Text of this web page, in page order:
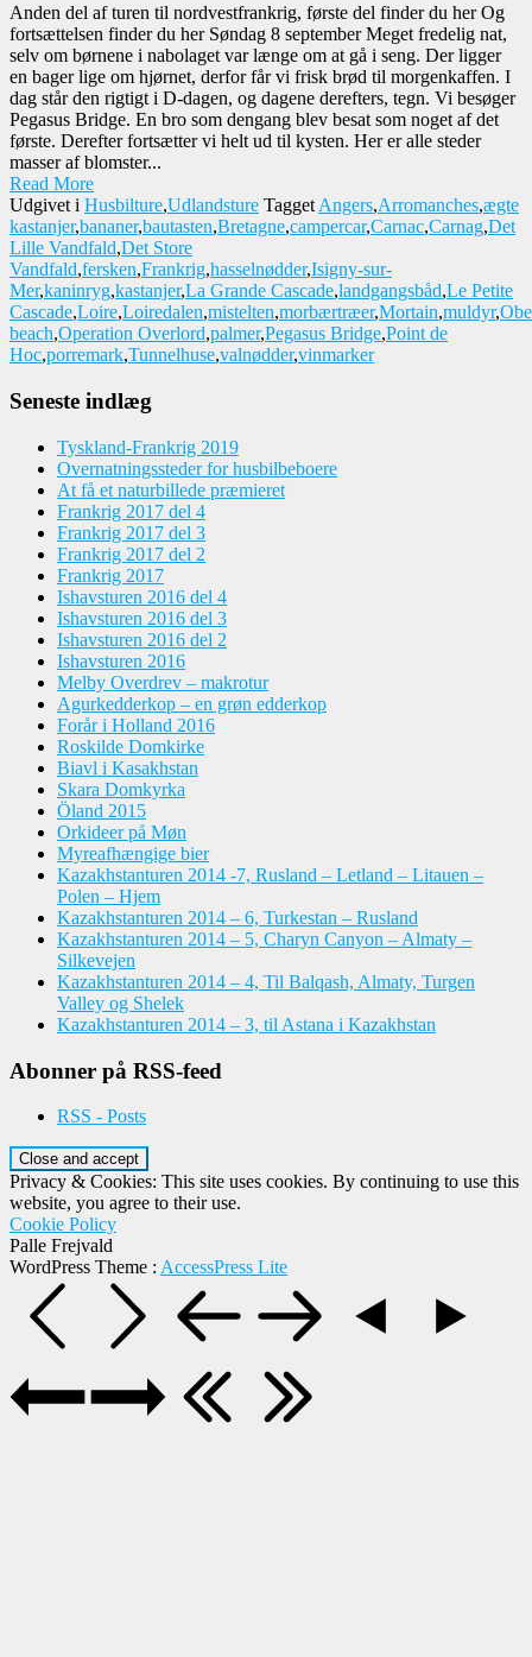
Anden del af turen til nordvestfrankrig, første del finder du her Og
fortsættelsen finder du her Søndag 8 september Meget fredelig nat,
selv om børnene i nabolaget var længe om at gå i seng. Der ligger
en bager lige om hjørnet, derfor får vi frisk brød til morgenkaffen. I
dag står den rigtigt i D-dagen, og dagene derefters, tegn. Vi besøger
Pegasus Bridge. En bro som dengang blev besat som noget af det
første. Derefter fortsætter vi helt ud til kysten. Her er alle steder
masser af blomster...
Read More
Udgivet i Husbilture,Udlandsture TaggetAngers,Arromanches,ægte
kastanjer,bananer,bautasten,Bretagne,campercar,Carnac,Carnag,Det
Lille Vandfald,Det Store
Vandfald,fersken,Frankrig,hasselnødder,Isigny-sur-
Mer,kaninryg,kastanjer,La Grande Cascade,landgangsbåd,Le Petite
Cascade,Loire,Loiredalen,mistelten,morbærtræer,Mortain,muldyr,
beach,Operation Overlord,palmer,Pegasus Bridge,Point de
Hoc,porremark,Tunnelhuse,valnødder,vinmarker
Seneste indlæg
Tyskland-Frankrig 2019
Overnatningssteder for husbilbeboere
At få et naturbillede præmieret
Frankrig 2017 del 4
Frankrig 2017 del 3
Frankrig 2017 del 2
Frankrig 2017
Ishavsturen 2016 del 4
Ishavsturen 2016 del 3
Ishavsturen 2016 del 2
Ishavsturen 2016
Melby Overdrev – makrotur
Agurkedderkop – en grøn edderkop
Forår i Holland 2016
Roskilde Domkirke
Biavl i Kasakhstan
Skara Domkyrka
Öland 2015
Orkideer på Møn
Myreafhængige bier
Kazakhstanturen 2014 -7, Rusland – Letland – Litauen –
Polen – Hjem
Kazakhstanturen 2014 – 6, Turkestan – Rusland
Kazakhstanturen 2014 – 5, Charyn Canyon – Almaty –
Silkevejen
Kazakhstanturen 2014 – 4, Til Balqash, Almaty, Turgen
Valley og Shelek
Kazakhstanturen 2014 – 3, til Astana i Kazakhstan
Abonner på RSS-feed
RSS - Posts
Privacy & Cookies: This site uses cookies. By continuing to use this
website, you agree to their use.
Cookie Policy
Palle Frejvald
WordPress Theme : AccessPress Lite